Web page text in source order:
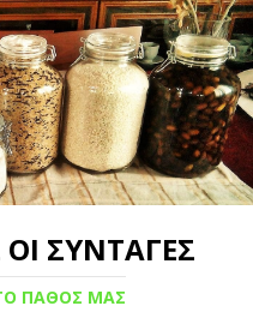
ΣΥΝΤΑΓΕΣ
ΠΑΘΟΣ ΜΑΣ